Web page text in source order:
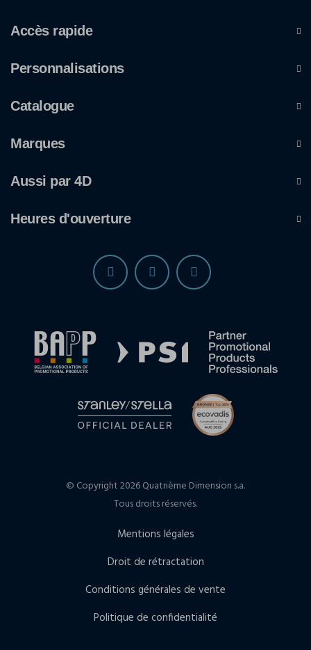
Accès rapide
Personnalisations
Catalogue
Marques
Aussi par 4D
Heures d'ouverture
© Copyright 2026 Quatrième Dimension s.a.
Tous droits réservés.
Mentions légales
Droit de rétractation
Conditions générales de vente
Politique de confidentialité